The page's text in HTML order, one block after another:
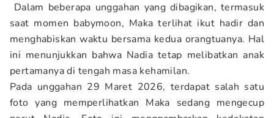
Dalam beberapa unggahan yang dibagikan, termasuk
saat momen babymoon, Maka terlihat ikut hadir dan
menghabiskan waktu bersama kedua orangtuanya. Hal
ini menunjukkan bahwa Nadia tetap melibatkan anak
pertamanya di tengah masa kehamilan.
Pada unggahan 29 Maret 2026, terdapat salah satu
foto yang memperlihatkan Maka sedang mengecup